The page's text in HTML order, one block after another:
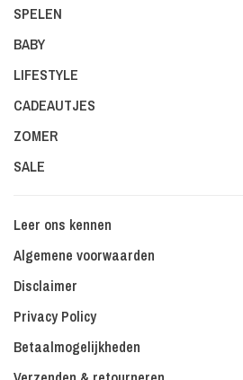
SPELEN
BABY
LIFESTYLE
CADEAUTJES
ZOMER
SALE
Leer ons kennen
Algemene voorwaarden
Disclaimer
Privacy Policy
Betaalmogelijkheden